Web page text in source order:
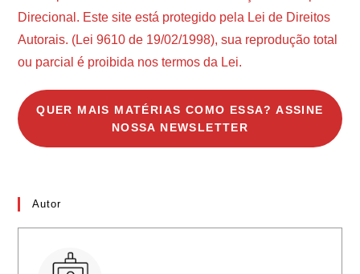
Direcional. Este site está protegido pela Lei de Direitos
Autorais. (Lei 9610 de 19/02/1998), sua reprodução total
ou parcial é proibida nos termos da Lei.
QUER MAIS MATÉRIAS COMO ESSA? ASSINE
NOSSA NEWSLETTER
Autor